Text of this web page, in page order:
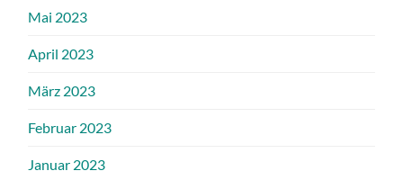
Mai 2023
April 2023
März 2023
Februar 2023
Januar 2023